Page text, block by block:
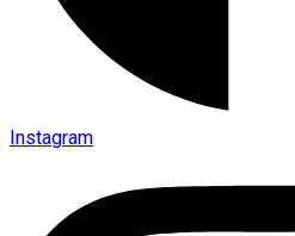
Instagram